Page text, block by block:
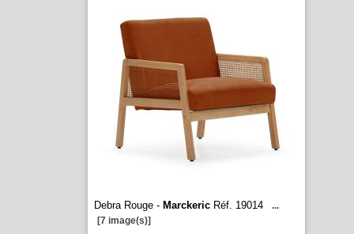
Debra Rouge - MarckericRéf. 19014
...
[7 image(s)]